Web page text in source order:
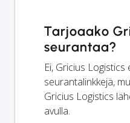
Tarjoaako
seurantaa?
Ei, Gricius Logistics
seurantalinkkejä,
Gricius Logistics
avulla.